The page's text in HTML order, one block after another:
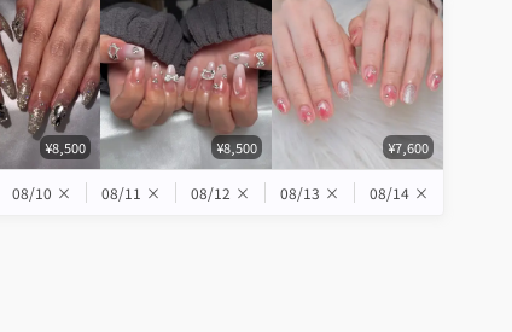
¥8,500 ¥8,500 ¥7,600
08/10 × 08/11 × 08/12 × 08/13 × 08/14 ×